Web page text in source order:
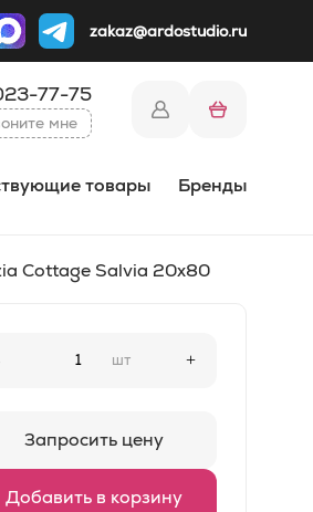
zakaz@ardostudio.ru
77-75
мне
товары Бренды
Cottage Salvia 20x80
шт +
Запросить цену
Добавить в корзину